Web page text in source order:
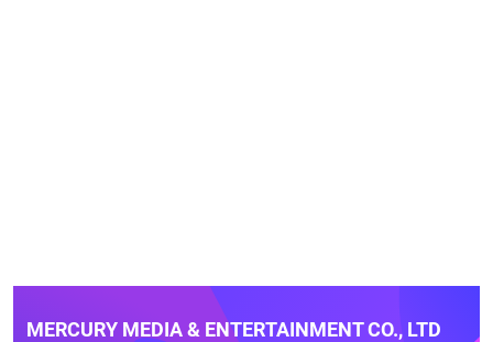
MERCURY MEDIA & ENTERTAINMENT CO., LTD